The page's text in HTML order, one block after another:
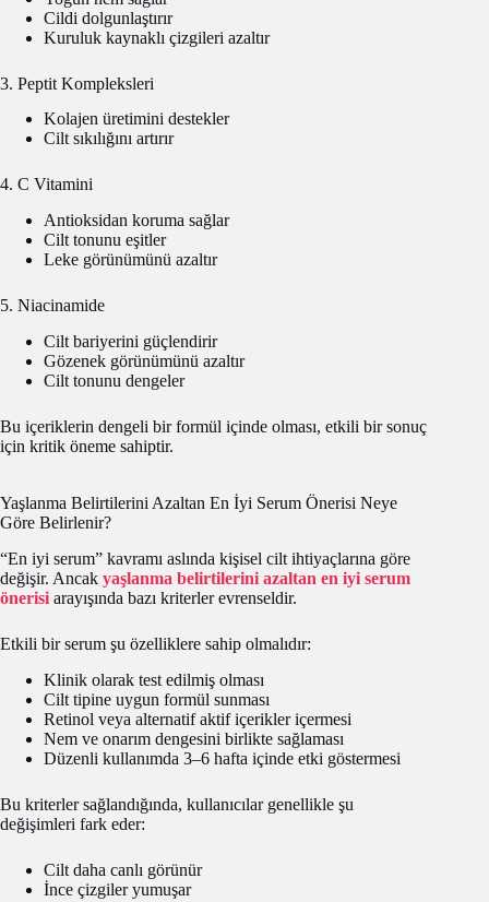
Cildi dolgunlaştırır
Kuruluk kaynaklı çizgileri azaltır
3. Peptit Kompleksleri
Kolajen üretimini destekler
Cilt sıkılığını artırır
4. C Vitamini
Antioksidan koruma sağlar
Cilt tonunu eşitler
Leke görünümünü azaltır
5. Niacinamide
Cilt bariyerini güçlendirir
Gözenek görünümünü azaltır
Cilt tonunu dengeler
Bu içeriklerin dengeli bir formül içinde olması, etkili bir sonuç
için kritik öneme sahiptir.
Yaşlanma Belirtilerini Azaltan En İyi Serum Önerisi Neye
Göre Belirlenir?
“En iyi serum” kavramı aslında kişisel cilt ihtiyaçlarına göre
değişir. Ancak yaşlanma belirtilerini azaltan en iyi serum
önerisi arayışında bazı kriterler evrenseldir.
Etkili bir serum şu özelliklere sahip olmalıdır:
Klinik olarak test edilmiş olması
Cilt tipine uygun formül sunması
Retinol veya alternatif aktif içerikler içermesi
Nem ve onarım dengesini birlikte sağlaması
Düzenli kullanımda 3–6 hafta içinde etki göstermesi
Bu kriterler sağlandığında, kullanıcılar genellikle şu
değişimleri fark eder:
Cilt daha canlı görünür
İnce çizgiler yumuşar